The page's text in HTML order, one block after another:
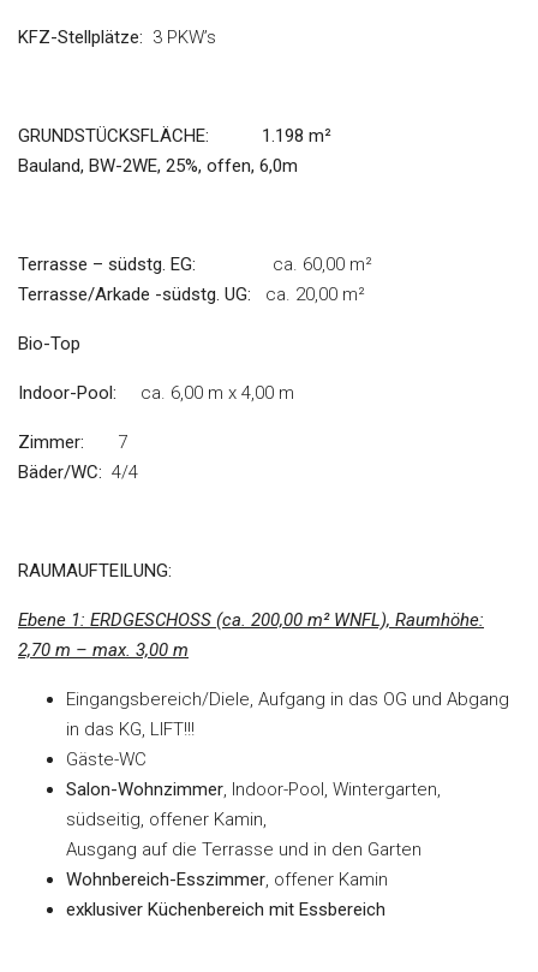
KFZ-Stellplätze: 3 PKW’s
GRUNDSTÜCKSFLÄCHE:
1.198 m²
Bauland, BW-2WE, 25%, offen, 6,0m
Terrasse – südstg. EG: ca. 60,00 m²
Terrasse/Arkade -südstg. UG: ca. 20,00 m²
Bio-Top
Indoor-Pool: ca. 6,00 m x 4,00 m
Zimmer: 7
Bäder/WC: 4/4
RAUMAUFTEILUNG:
Ebene 1: ERDGESCHOSS (ca. 200,00 m² WNFL), Raumhöhe:
2,70 m – max. 3,00 m
Eingangsbereich/Diele, Aufgang in das OG und Abgang
in das KG, LIFT!!!
Gäste-WC
Salon-Wohnzimmer, Indoor-Pool, Wintergarten,
südseitig, offener Kamin,
Ausgang auf die Terrasse und in den Garten
Wohnbereich-Esszimmer, offener Kamin
exklusiver Küchenbereich mit Essbereich